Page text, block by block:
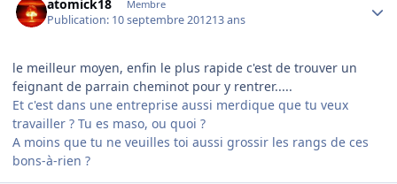
atomick18 Membre
Publication: 10 septembre 201213 ans
le meilleur moyen, enfin le plus rapide c'est de trouver un
feignant de parrain cheminot pour y rentrer.....
Et c'est dans une entreprise aussi merdique que tu veux
travailler ? Tu es maso, ou quoi ?
A moins que tu ne veuilles toi aussi grossir les rangs de ces
bons-à-rien ?